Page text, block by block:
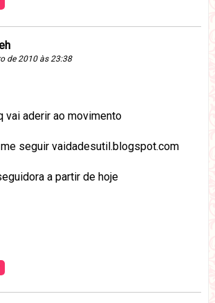
de 2010 às 23:38
vai aderir ao movimento
seguir vaidadesutil.blogspot.com
a partir de hoje